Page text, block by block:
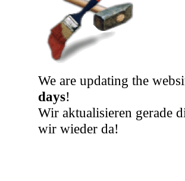
We are updating the
days!
Wir aktualisieren gerade
wir wieder da!